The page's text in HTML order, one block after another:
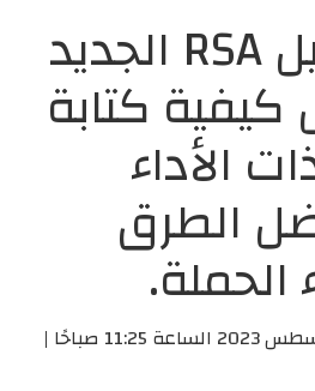
يتضمن دليل RSA الجديد
كتابة
الأداء
الطرق
الحملة.
في 4 أغسطس 2023 الساعة 11:25 صباحًا |